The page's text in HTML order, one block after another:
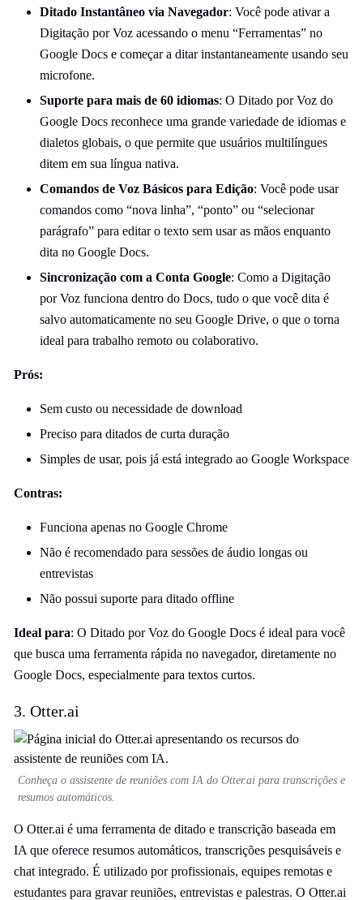
Ditado Instantâneo via Navegador: Você pode ativar a
Digitação por Voz acessando o menu “Ferramentas” no
Google Docs e começar a ditar instantaneamente usando seu
microfone.
Suporte para mais de 60 idiomas: O Ditado por Voz do
Google Docs reconhece uma grande variedade de idiomas e
dialetos globais, o que permite que usuários multilíngues
ditem em sua língua nativa.
Comandos de Voz Básicos para Edição: Você pode usar
comandos como “nova linha”, “ponto” ou “selecionar
parágrafo” para editar o texto sem usar as mãos enquanto
dita no Google Docs.
Sincronização com a Conta Google: Como a Digitação
por Voz funciona dentro do Docs, tudo o que você dita é
salvo automaticamente no seu Google Drive, o que o torna
ideal para trabalho remoto ou colaborativo.
Prós:
Sem custo ou necessidade de download
Preciso para ditados de curta duração
Simples de usar, pois já está integrado ao Google Workspace
Contras:
Funciona apenas no Google Chrome
Não é recomendado para sessões de áudio longas ou
entrevistas
Não possui suporte para ditado offline
Ideal para: O Ditado por Voz do Google Docs é ideal para você
que busca uma ferramenta rápida no navegador, diretamente no
Google Docs, especialmente para textos curtos.
3. Otter.ai
Conheça o assistente de reuniões com IA do Otter.ai para transcrições e
resumos automáticos.
O Otter.ai é uma ferramenta de ditado e transcrição baseada em
IA que oferece resumos automáticos, transcrições pesquisáveis e
chat integrado. É utilizado por profissionais, equipes remotas e
estudantes para gravar reuniões, entrevistas e palestras. O Otter.ai